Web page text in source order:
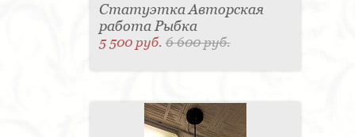
Статуэтка Авторская
работа Рыбка
5 500 руб.6 600 руб.